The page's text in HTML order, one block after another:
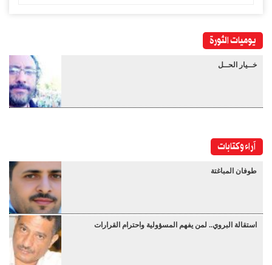
يوميات الثورة
خــيار الحــل
آراء وكتابات
طوفان المباغتة
استقالة البروي.. لمن يفهم المسؤولية واحترام القرارات